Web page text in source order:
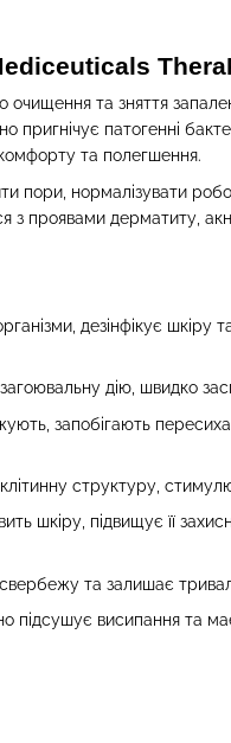
та зняття
патогенні
та полегшення.
пори, нормалізувати
з проявами дерматиту,
дезінфікує шкіру
дію, швидко
запобігають
структуру,
шкіру, підвищує її
та залишає
підсушує висипання та